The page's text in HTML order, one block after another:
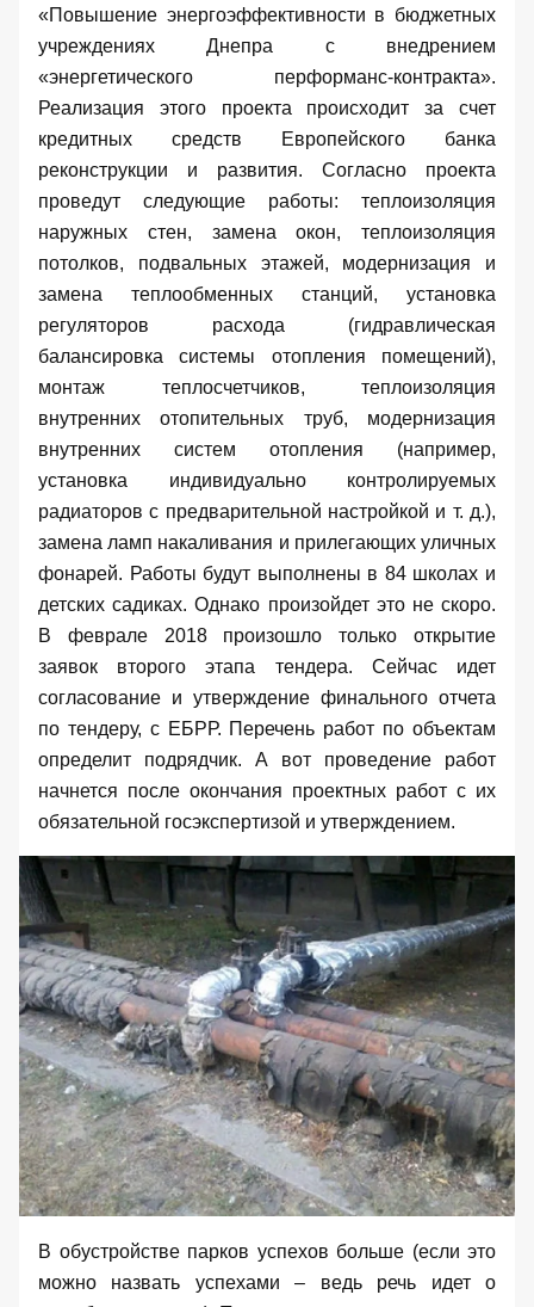
«Повышение энергоэффективности в бюджетных
учреждениях Днепра с внедрением
«энергетического перформанс-контракта».
Реализация этого проекта происходит за счет
кредитных средств Европейского банка
реконструкции и развития. Согласно проекта
проведут следующие работы: теплоизоляция
наружных стен, замена окон, теплоизоляция
потолков, подвальных этажей, модернизация и
замена теплообменных станций, установка
регуляторов расхода (гидравлическая
балансировка системы отопления помещений),
монтаж теплосчетчиков, теплоизоляция
внутренних отопительных труб, модернизация
внутренних систем отопления (например,
установка индивидуально контролируемых
радиаторов с предварительной настройкой и т. д.),
замена ламп накаливания и прилегающих уличных
фонарей. Работы будут выполнены в 84 школах и
детских садиках. Однако произойдет это не скоро.
В феврале 2018 произошло только открытие
заявок второго этапа тендера. Сейчас идет
согласование и утверждение финального отчета
по тендеру, с ЕБРР. Перечень работ по объектам
определит подрядчик. А вот проведение работ
начнется после окончания проектных работ с их
обязательной госэкспертизой и утверждением.
В обустройстве парков успехов больше (если это
можно назвать успехами – ведь речь идет о